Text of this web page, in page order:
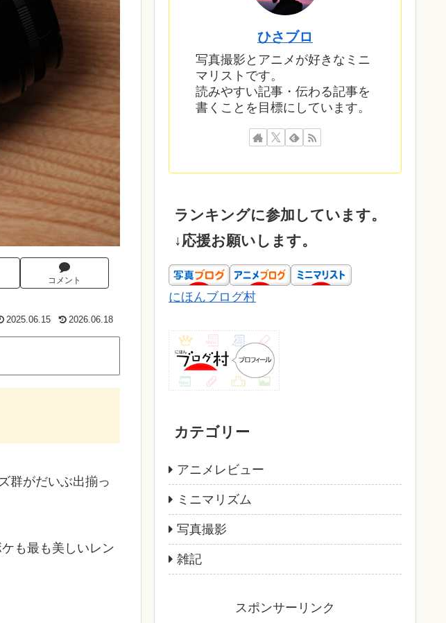
コメント
2025.06.15 2026.06.18
群がだいぶ出揃っ
も最も美しいレン
ひさブロ
写真撮影とアニメが好きなミニ
マリストです。
読みやすい記事・伝わる記事を
書くことを目標にしています。
ランキングに参加しています。
↓応援お願いします。
にほんブログ村
カテゴリー
アニメレビュー
ミニマリズム
写真撮影
雑記
スポンサーリンク